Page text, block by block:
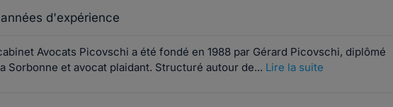
d'expérience
Avocats Picovschi a été fondé en 1988 par Gérard Picovschi, diplômé
Sorbonne et avocat plaidant. Structuré autour de... Lire la suite